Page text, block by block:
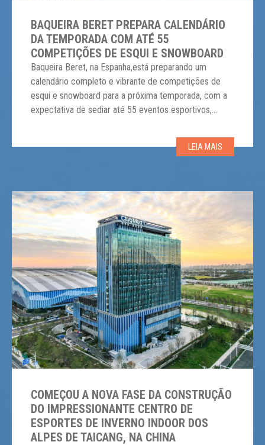
BAQUEIRA BERET PREPARA CALENDÁRIO
DA TEMPORADA COM ATÉ 55
COMPETIÇÕES DE ESQUI E SNOWBOARD
Baqueira Beret, na Espanha,está preparando um
calendário completo e vibrante de competições de
esqui e snowboard para a próxima temporada, com a
expectativa de sediar até 55 eventos esportivos,
Europeia de Slalom Masculino da FIS. A estância de
Val d’Aran e Valls d’Àneu destaca-se pela sua […]LEIA MAIS
COMEÇOU A NOVA FASE DA CONSTRUÇÃO
DO IMPRESSIONANTE CENTRO DE
ESPORTES DE INVERNO INDOOR DOS
ALPES DE TAICANG, NA CHINA